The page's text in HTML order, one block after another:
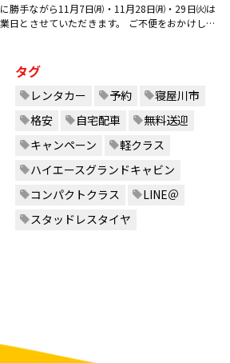
勝手ながら11月7日㈪・11月28日㈪・29日㈫は
日とさせていただきます。 ご不便をおかけしま
タグ
レンタカー 予約
寝屋川市
格安
自宅配車
無料送迎
キャンペーン
軽クラス
ハイエースグランドキャビン
コンパクトクラス
LINE＠
スタッドレスタイヤ